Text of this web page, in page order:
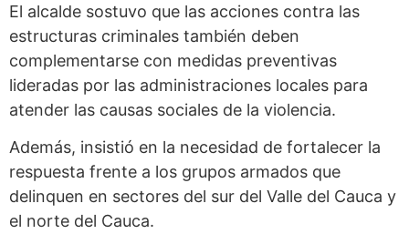
El alcalde sostuvo que las acciones contra las
estructuras criminales también deben
complementarse con medidas preventivas
lideradas por las administraciones locales para
atender las causas sociales de la violencia.
Además, insistió en la necesidad de fortalecer la
respuesta frente a los grupos armados que
delinquen en sectores del sur del Valle del Cauca y
el norte del Cauca.